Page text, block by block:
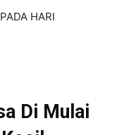
HARI
Di Mulai